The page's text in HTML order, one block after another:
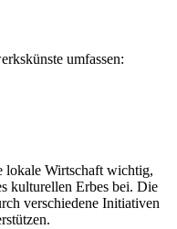
umfassen:
lokale Wirtschaft wichtig,
kulturellen Erbes bei. Die
verschiedene Initiativen